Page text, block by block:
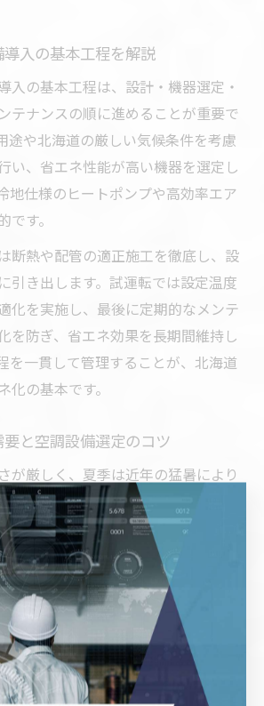
入の基本工程を解説
入の基本工程は、設計・機器選定・
テナンスの順に進めることが重要で
途や北海道の厳しい気候条件を考慮
い、省エネ性能が高い機器を選定し
地仕様のヒートポンプや高効率エア
す。
断熱や配管の適正施工を徹底し、設
引き出します。試運転では設定温度
化を実施し、最後に定期的なメンテ
を防ぎ、省エネ効果を長期間維持し
を一貫して管理することが、北海道
化の基本です。
と空調設備選定のコツ
が厳しく、夏季は近年の猛暑により
消費が大きい地域です。そのため、
高く、空調設備を選ぶ際には寒冷地
運転が求められます。特に、寒冷地
は暖房効率が優れており、積雪や凍
デルを選ぶことがポイントです。
を保つために、温度だけではなく湿
考慮した機器選定が必要です。省エ
や、地元で実績のある施工業者の提